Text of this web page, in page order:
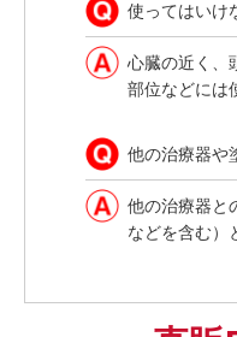
使ってはいけ
心臓の近く、
部位などには
他の治療器や
他の治療器と
などを含む）